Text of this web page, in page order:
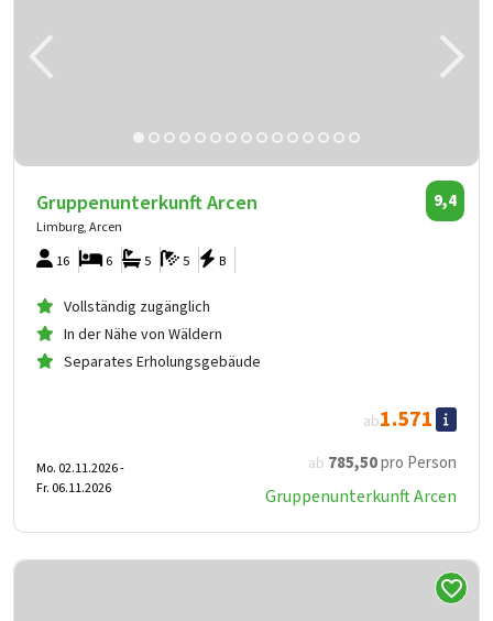
Gruppenunterkunft Arcen
Limburg, Arcen
9,4
16 5
5 B
6
Vollständig zugänglich
In der Nähe von Wäldern
Separates Erholungsgebäude
ab 785,50pro Person
ab1.571
Mo. 02.11.2026 -
Fr. 06.11.2026
Gruppenunterkunft Arcen